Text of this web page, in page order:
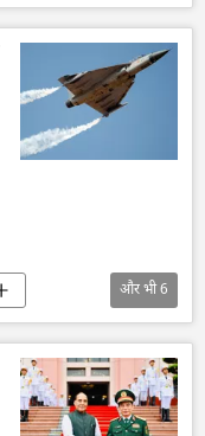
और भी6